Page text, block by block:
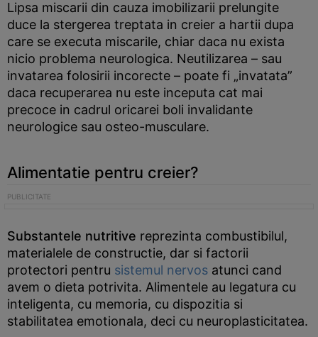
Lipsa miscarii din cauza imobilizarii prelungite
duce la stergerea treptata in creier a hartii dupa
care se executa miscarile, chiar daca nu exista
nicio problema neurologica. Neutilizarea – sau
invatarea folosirii incorecte – poate fi „invatata”
daca recuperarea nu este inceputa cat mai
precoce in cadrul oricarei boli invalidante
neurologice sau osteo-musculare.
Alimentatie pentru creier?
Substantele nutritive reprezinta combustibilul,
materialele de constructie, dar si factorii
protectori pentru sistemul nervos atunci cand
avem o dieta potrivita. Alimentele au legatura cu
inteligenta, cu memoria, cu dispozitia si
stabilitatea emotionala, deci cu neuroplasticitatea.